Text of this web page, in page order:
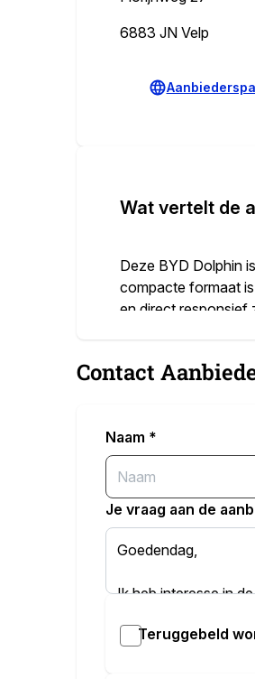
6883 JN Velp
Wat vertelt de
Deze BYD Dolphin
compacte formaat
en direct responsief
Dit exemplaar
een aangepast,
Binnenin vind je
een centraal
en handige
Met kenteken HVT-
Contact
Naam *
Je vraag aan de
Teruggebeld